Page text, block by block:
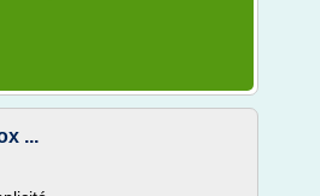
...